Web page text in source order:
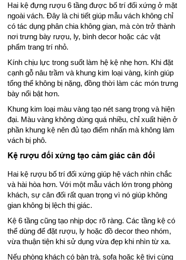
Hai kệ đựng rượu 6 tầng được bố trí đối xứng ở mặt
ngoài vách. Đây là chi tiết giúp mẫu vách không chỉ
có tác dụng phân chia không gian, mà còn trở thành
nơi trưng bày rượu, ly, bình decor hoặc các vật
phẩm trang trí nhỏ.
Kính chịu lực trong suốt làm hệ kệ nhẹ hơn. Khi đặt
cạnh gỗ nâu trầm và khung kim loại vàng, kính giúp
tổng thể không bị nặng, đồng thời làm các món trưng
bày nổi bật hơn.
Khung kim loại màu vàng tạo nét sang trọng và hiện
đại. Màu vàng không dùng quá nhiều, chỉ xuất hiện ở
phần khung kệ nên đủ tạo điểm nhấn mà không làm
vách bị phô.
Kệ rượu đối xứng tạo cảm giác cân đối
Hai kệ rượu bố trí đối xứng giúp hệ vách nhìn chắc
và hài hòa hơn. Với một mẫu vách lớn trong phòng
khách, sự cân đối rất quan trọng vì nó giúp không
gian không bị lệch thị giác.
Kệ 6 tầng cũng tạo nhịp dọc rõ ràng. Các tầng kệ có
thể dùng để đặt rượu, ly hoặc đồ decor theo nhóm,
vừa thuận tiện khi sử dụng vừa đẹp khi nhìn từ xa.
Nếu phòng khách có bàn trà, sofa hoặc kệ tivi cùng